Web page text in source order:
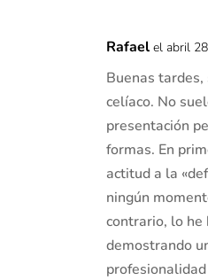
Rafael el abril
Buenas
celíaco. No
presentación
formas. En
actitud a la
ningún
contrario, lo he
demostrando